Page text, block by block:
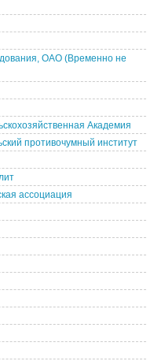
ОАО (Временно не
Академия
противочумный институт
ассоциация